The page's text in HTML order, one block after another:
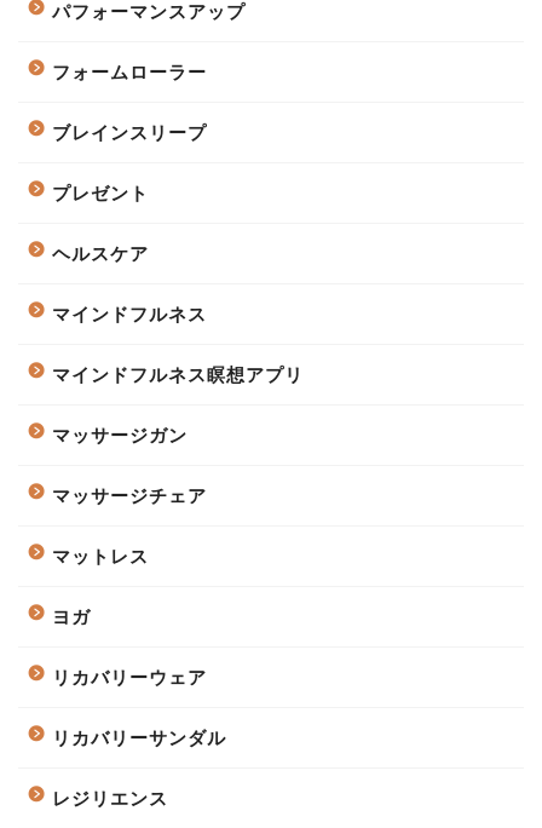
パフォーマンスアップ
フォームローラー
ブレインスリープ
プレゼント
ヘルスケア
マインドフルネス
マインドフルネス瞑想アプリ
マッサージガン
マッサージチェア
マットレス
ヨガ
リカバリーウェア
リカバリーサンダル
レジリエンス